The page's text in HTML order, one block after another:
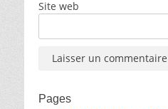
Site web
Pages